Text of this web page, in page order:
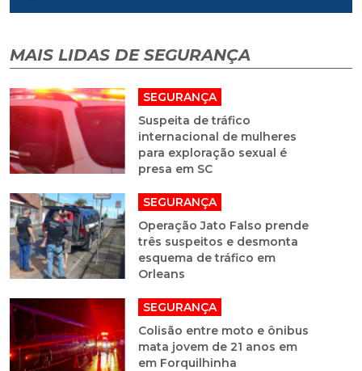
MAIS LIDAS DE SEGURANÇA
SEGURANÇA
Suspeita de tráfico
internacional de mulheres
para exploração sexual é
presa em SC
SEGURANÇA
Operação Jato Falso prende
três suspeitos e desmonta
esquema de tráfico em
Orleans
SEGURANÇA
Colisão entre moto e ônibus
mata jovem de 21 anos em
em Forquilhinha